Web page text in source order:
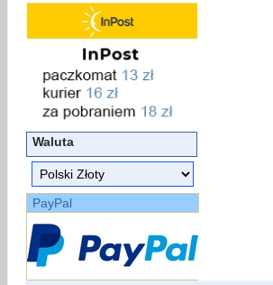
Waluta
PayPal